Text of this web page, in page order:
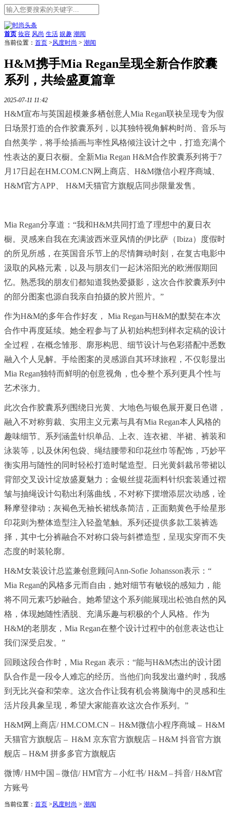
首页 妆容 风尚 生活 娱趣 潮闻
当前位置： 首页 >风度时尚 > 潮闻
H&M携手Mia Regan呈现全新合作胶囊
系列，共绘盛夏篇章
2025-07-11 11:42
H&M宣布与英国超模兼多栖创意人Mia Regan联袂呈现专为假
日场景打造的合作胶囊系列，以其独特视角解构时尚、音乐与
自然美学，将手绘插画与率性风格倾注设计之中，打造充满个
性表达的夏日衣橱。全新Mia Regan H&M合作胶囊系列将于7
月17日起在HM.COM.CN网上商店、H&M微信小程序商城、
H&M官方APP、 H&M天猫官方旗舰店同步限量发售。
Mia Regan分享道：“我和H&M共同打造了理想中的夏日衣
橱。灵感来自我在充满波西米亚风情的伊比萨（Ibiza）度假时
的所见所感，在英国音乐节上的尽情舞动时刻，在复古电影中
汲取的风格元素，以及与朋友们一起沐浴阳光的欧洲假期回
忆。熟悉我的朋友们都知道我热爱摄影，这次合作胶囊系列中
的部分图案也源自我亲自拍摄的胶片照片。”
作为H&M的多年合作好友， Mia Regan与H&M的默契在本次
合作中再度延续。她全程参与了从初始构想到样衣定稿的设计
全过程，在概念雏形、廓形构思、细节设计与色彩搭配中悉数
融入个人见解。手绘图案的灵感源自其环球旅程，不仅彰显出
Mia Regan独特而鲜明的创意视角，也令整个系列更具个性与
艺术张力。
此次合作胶囊系列围绕日光黄、大地色与银色展开夏日色谱，
融入不对称剪裁、实用主义元素与具有Mia Regan本人风格的
趣味细节。系列涵盖针织单品、上衣、连衣裙、半裙、裤装和
泳装等，以及休闲包袋、绳结腰带和印花丝巾等配饰，巧妙平
衡实用与随性的同时轻松打造时髦造型。日光黄斜裁吊带裙以
背部交叉设计绽放盛夏魅力；金银丝提花面料针织套装通过褶
皱与抽绳设计勾勒出利落曲线，不对称下摆增添层次动感，诠
释摩登律动；灰褐色无袖长裙线条简洁，正面鹅黄色手绘星形
印花则为整体造型注入轻盈笔触。系列还提供多款工装裤选
择，其中七分裤融合不对称口袋与斜襟造型，呈现实穿而不失
态度的时装轮廓。
H&M女装设计总监兼创意顾问Ann-Sofie Johansson表示：“
Mia Regan的风格多元而自由，她对细节有敏锐的感知力，能
将不同元素巧妙融合。她希望这个系列能展现出松弛自然的风
格，体现她随性洒脱、充满乐趣与积极的个人风格。作为
H&M的老朋友，Mia Regan在整个设计过程中的创意表达也让
我们深受启发。”
回顾这段合作时，Mia Regan 表示：“能与H&M杰出的设计团
队合作是一段令人难忘的经历。当他们向我发出邀约时，我感
到无比兴奋和荣幸。这次合作让我有机会将脑海中的灵感和生
活片段具象呈现，希望大家能喜欢这次合作系列。”
H&M网上商店/ HM.COM.CN – H&M微信小程序商城 – H&M
天猫官方旗舰店 – H&M 京东官方旗舰店 – H&M 抖音官方旗
舰店 – H&M 拼多多官方旗舰店
微博/ HM中国 – 微信/ HM官方 – 小红书/ H&M – 抖音/ H&M官
方账号
当前位置： 首页 >风度时尚 > 潮闻